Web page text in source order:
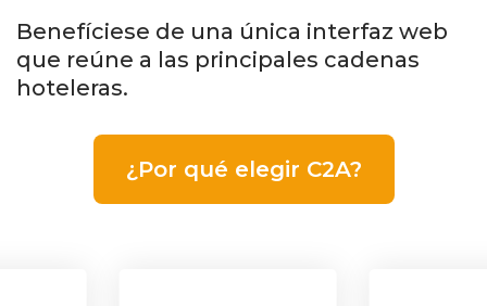
Benefíciese de una única interfaz web
que reúne a las principales cadenas
hoteleras.
¿Por qué elegir C2A?